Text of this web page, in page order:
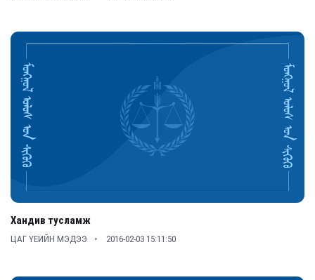
Хандив тусламж
ЦАГ ҮЕИЙН МЭДЭЭ 2016-02-03 15:11:50